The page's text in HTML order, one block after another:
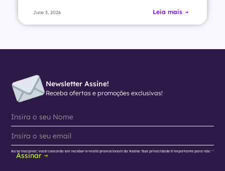
June 3, 2026 Leia mais
Newsletter Assine!
Receba ofertas e promoções exclusivas!
Assinar
Ao se inscrever, você concorda em receber e-mails promocionais da Assine. Sua privacidade é importante para nós.